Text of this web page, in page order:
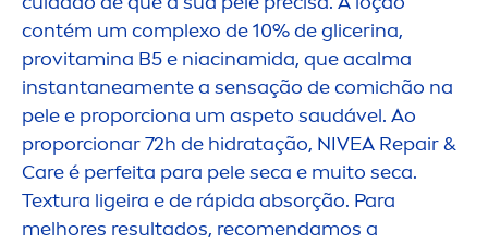
contém um complexo de 10% de glicerina,
provitamina B5 e niacinamida, que acalma
instantaneamente a sensação de comichão na
pele e proporciona um aspeto saudável. Ao
proporcionar 72h de hidratação, NIVEA Repair&
Careé perfeita para pele seca e muito seca.
Textura ligeira e de rápida absorção. Para
melhores resultados, recomendamos a